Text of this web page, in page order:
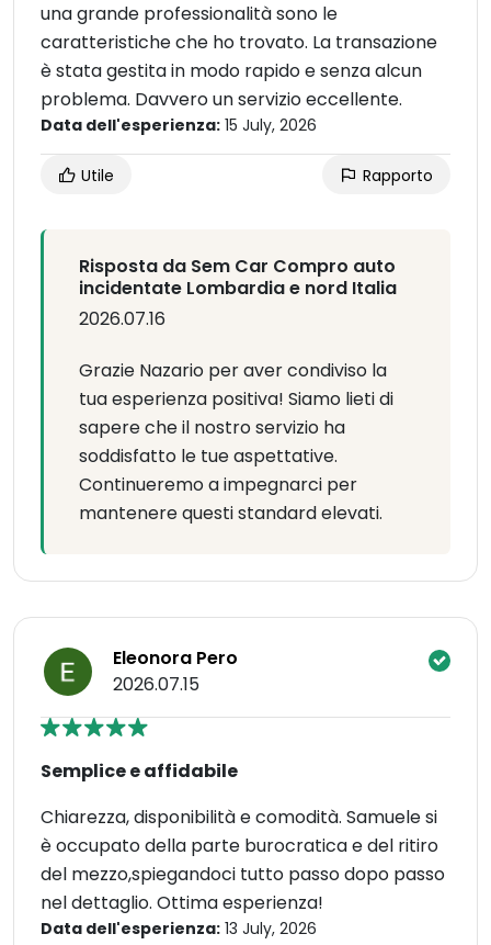
una grande professionalità sono le
caratteristiche che ho trovato. La transazione
è stata gestita in modo rapido e senza alcun
problema. Davvero un servizio eccellente.
Data dell'esperienza: 15 July, 2026
Utile Rapporto
Risposta da Sem Car Compro auto
incidentate Lombardia e nord Italia
2026.07.16
Grazie Nazario per aver condiviso la
tua esperienza positiva! Siamo lieti di
sapere che il nostro servizio ha
soddisfatto le tue aspettative.
Continueremo a impegnarci per
mantenere questi standard elevati.
Eleonora Pero
2026.07.15
Semplice e affidabile
Chiarezza, disponibilità e comodità. Samuele si
è occupato della parte burocratica e del ritiro
del mezzo,spiegandoci tutto passo dopo passo
nel dettaglio. Ottima esperienza!
Data dell'esperienza: 13 July, 2026